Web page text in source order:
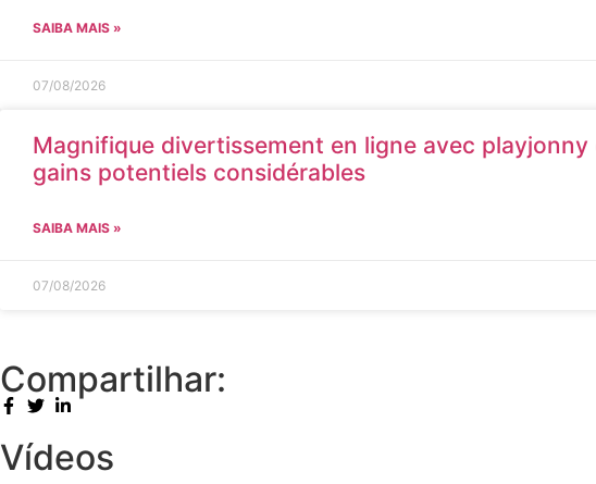
SAIBA MAIS »
07/08/2026
Magnifique divertissement en ligne avec playjonny
gains potentiels considérables
SAIBA MAIS »
07/08/2026
Compartilhar:
Vídeos